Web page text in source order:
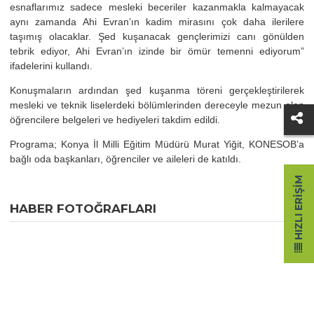
esnaflarımız sadece mesleki beceriler kazanmakla kalmayacak
aynı zamanda Ahi Evran’ın kadim mirasını çok daha ilerilere
taşımış olacaklar. Şed kuşanacak gençlerimizi canı gönülden
tebrik ediyor, Ahi Evran’ın izinde bir ömür temenni ediyorum”
ifadelerini kullandı.
Konuşmaların ardından şed kuşanma töreni gerçekleştirilerek
mesleki ve teknik liselerdeki bölümlerinden dereceyle mezun olan
öğrencilere belgeleri ve hediyeleri takdim edildi.
Programa; Konya İl Milli Eğitim Müdürü Murat Yiğit, KONESOB’a
bağlı oda başkanları, öğrenciler ve aileleri de katıldı.
HABER FOTOĞRAFLARI HIZLI ERIŞIM